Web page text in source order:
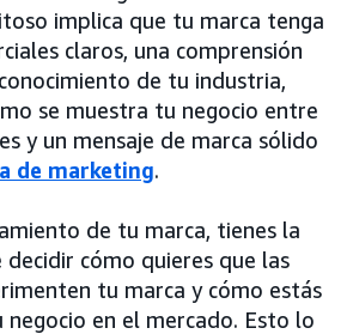
implica que tu marca tenga
claros, una comprensión
de tu industria,
se muestra tu negocio entre
y un mensaje de marca sólido
de marketing.
de tu marca, tienes la
cómo quieres que las
tu marca y cómo estás
negocio en el mercado. Esto lo